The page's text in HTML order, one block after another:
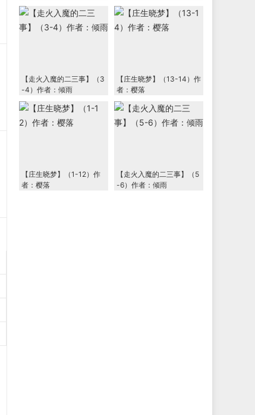
桶）作者：蘑菇面要加蛋
者：小龙哥
【走火入魔的二三事】（3
-4）作者：倾雨
【庄生晓梦】（13-14）作
者：樱落
【庄生晓梦】（1-12）作
者：樱落
【走火入魔的二三事】（5
-6）作者：倾雨